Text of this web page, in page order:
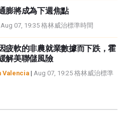
膨將成為下週焦點
Aug 07, 19:35 格林威治標準時間
疲軟的非農就業數據而下跌，霍
解美聯儲風險
Valencia | Aug 07, 19:25 格林威治標準